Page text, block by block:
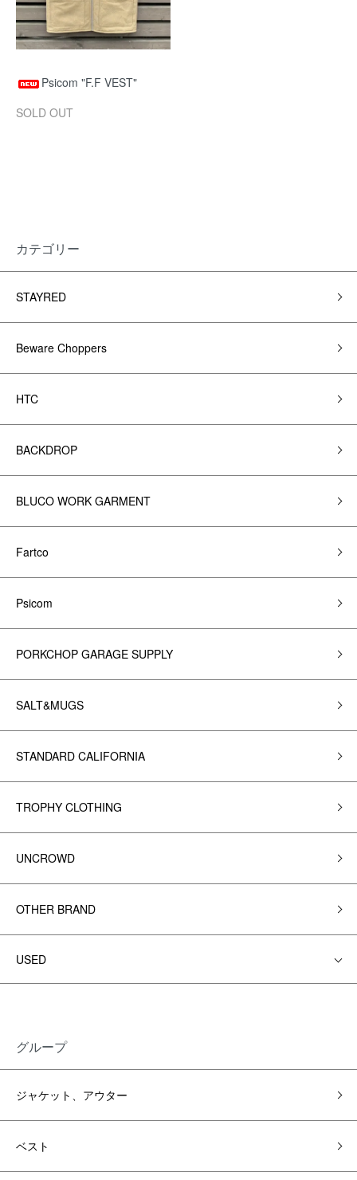
Psicom "F.F VEST"
SOLD OUT
カテゴリー
STAYRED
Beware Choppers
HTC
BACKDROP
BLUCO WORK GARMENT
Fartco
Psicom
PORKCHOP GARAGE SUPPLY
SALT&MUGS
STANDARD CALIFORNIA
TROPHY CLOTHING
UNCROWD
OTHER BRAND
USED
グループ
ジャケット、アウター
ベスト